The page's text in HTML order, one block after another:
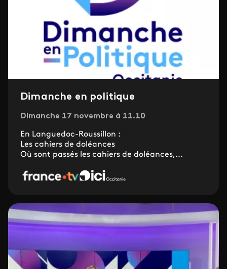
Dimanche en politique
Dimanche 17 novembre à 11.10
​En Languedoc-Roussillon :
Les cahiers de doléances
Où sont passés les cahiers de doléances,...